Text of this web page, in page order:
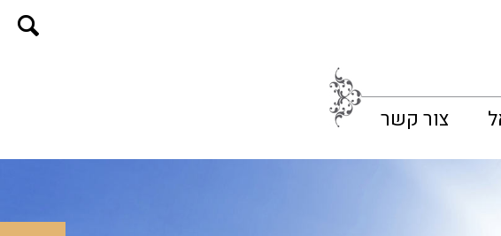
צור קשר